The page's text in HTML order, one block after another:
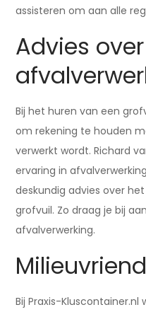
assisteren om aan alle
Advies over
Bij het huren van een
om rekening te houden
verwerkt wordt. Richard
ervaring in
deskundig advies over
grofvuil. Zo draag je bij
afvalverwerking.
Bij Praxis-